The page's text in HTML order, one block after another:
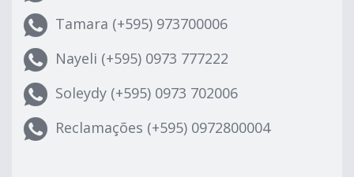
Tamara (+595) 973700006
Nayeli (+595) 0973 777222
Soleydy (+595) 0973 702006
Reclamações (+595) 0972800004